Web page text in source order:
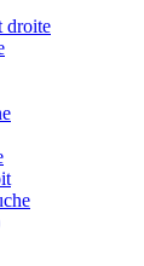
droite